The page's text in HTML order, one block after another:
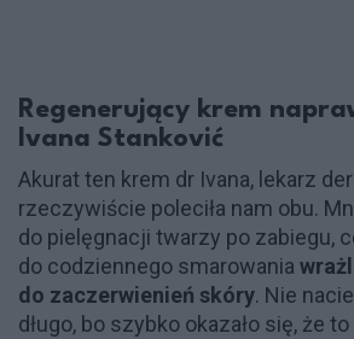
Regenerujący krem
Ivana Stanković
Akurat ten krem dr Ivana, lekarz
rzeczywiście poleciła nam obu.
do pielęgnacji twarzy po zabiegu,
do codziennego smarowania
do zaczerwienień skóry. Nie
długo, bo szybko okazało się, że